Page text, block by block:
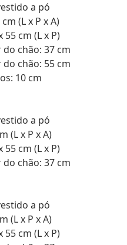
a pó
(L x P x A)
cm (L x P)
chão: 37 cm
chão: 55 cm
10 cm
a pó
(L x P x A)
cm (L x P)
chão: 37 cm
a pó
(L x P x A)
cm (L x P)